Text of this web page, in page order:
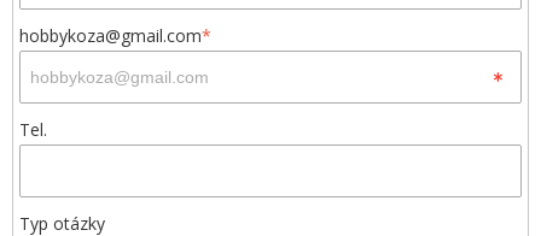
hobbykoza@gmail.com*
Tel.
Typ otázky